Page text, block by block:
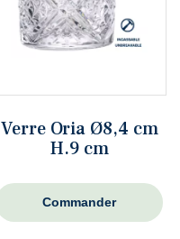
Verre Oria Ø8,4 cm
H.9 cm
Commander